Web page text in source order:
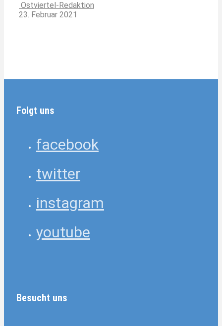
Ostviertel-Redaktion
23. Februar 2021
Folgt uns
facebook
twitter
instagram
youtube
Besucht uns